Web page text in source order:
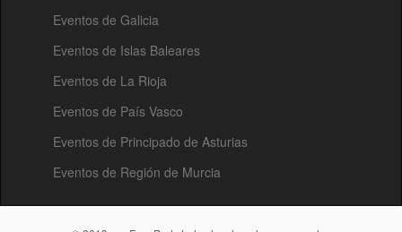
Eventos de Galicia
Eventos de Islas Baleares
Eventos de La Rioja
Eventos de País Vasco
Eventos de Principado de Asturias
Eventos de Región de Murcia